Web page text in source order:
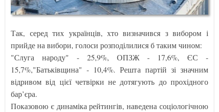
Так, серед тих українців, хто визначився з вибором і
прийде на вибори, голоси розподілилися б таким чином:
"Слуга народу" - 25,9%, ОПЗЖ - 17,6%, ЄС -
15,7%,"Батьківщина" - 10,4%. Решта партій зі значним
відривом від цієї четвірки не дотягують до прохідного
бар’єра.
Показовою є динаміка рейтингів, наведена соціологічною